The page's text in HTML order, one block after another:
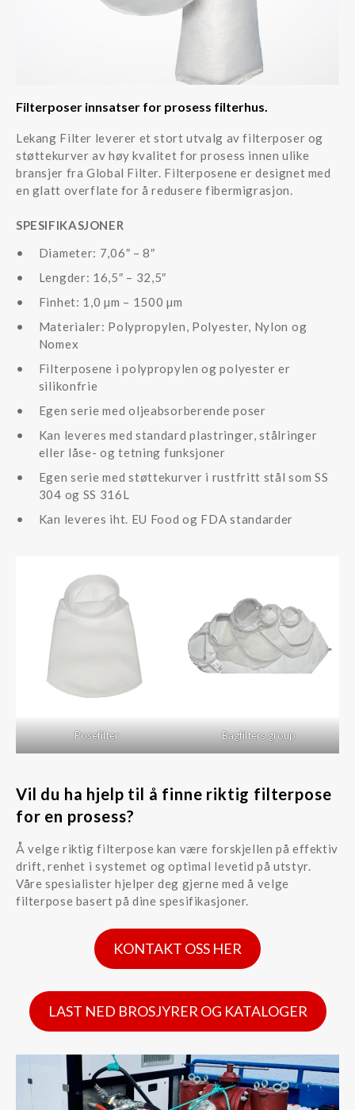
Filterposer innsatser for prosess filterhus.
Lekang Filter leverer et stort utvalg av filterposer og
støttekurver av høy kvalitet for prosess innen ulike
bransjer fra Global Filter. Filterposene er designet med
en glatt overflate for å redusere fibermigrasjon.
SPESIFIKASJONER
Diameter: 7,06″ – 8″
Lengder: 16,5″ – 32,5″
Finhet: 1,0 µm – 1500 µm
Materialer: Polypropylen, Polyester, Nylon og
Nomex
Filterposene i polypropylen og polyester er
silikonfrie
Egen serie med oljeabsorberende poser
Kan leveres med standard plastringer, stålringer
eller låse- og tetning funksjoner
Egen serie med støttekurver i rustfritt stål som SS
304 og SS 316L
Kan leveres iht. EU Food og FDA standarder
Posefilter Bagfilters group
Vil du ha hjelp til å finne riktig filterpose
for en prosess?
Å velge riktig filterpose kan være forskjellen på effektiv
drift, renhet i systemet og optimal levetid på utstyr.
Våre spesialister hjelper deg gjerne med å velge
filterpose basert på dine spesifikasjoner.
KONTAKT OSS HER
LAST NED BROSJYRER OG KATALOGER